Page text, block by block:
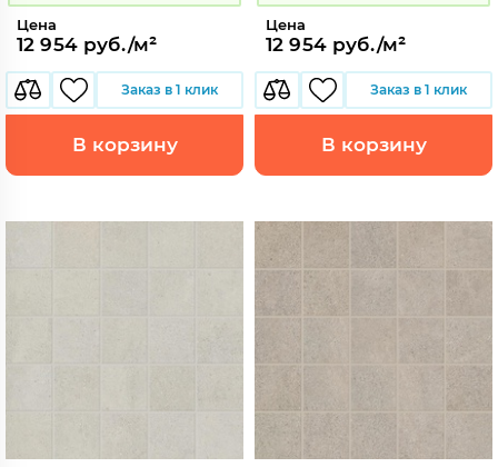
Цена
12 954 руб./м²
Заказ в 1 клик
В корзину
Цена
12 954 руб./м²
Заказ в 1 клик
В корзину